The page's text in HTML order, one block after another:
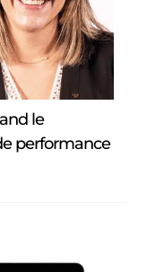
le
performance